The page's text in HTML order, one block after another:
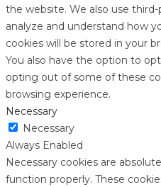
the website. We also use
analyze and understand how
cookies will be stored in your
You also have the option to
opting out of some of these
browsing experience.
Necessary
Necessary
Always Enabled
Necessary cookies are
function properly. These